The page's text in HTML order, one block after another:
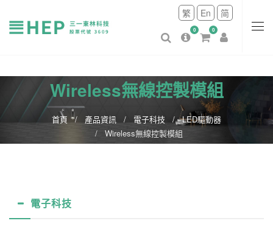
繁 En 简
0 0
Wireless無線控製模組
首頁 產品資訊 電子科技
LED驅動器
Wireless無線控製模組
電子科技